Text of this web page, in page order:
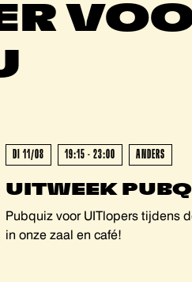
DI 11/08 19:15 - 23:00 ANDERS
UITWEEK
Pubquiz voor UITlopers tijdens
in onze zaal en café!